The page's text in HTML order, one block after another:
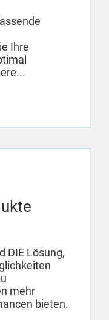
Ihre
DIE Lösung,
mehr
bieten.